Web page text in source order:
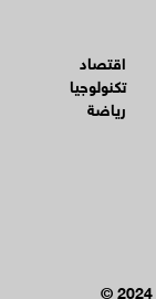
اقتصاد
تكنولوجيا
رياضة